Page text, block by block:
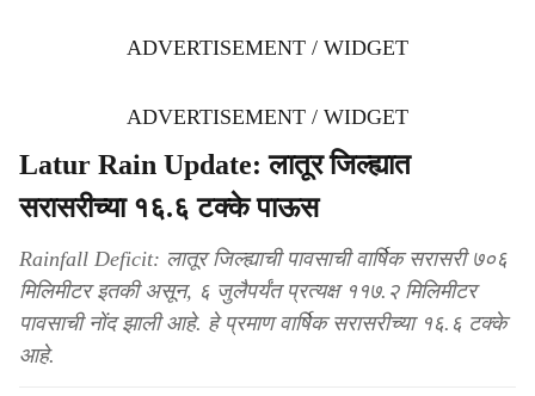
ADVERTISEMENT / WIDGET
ADVERTISEMENT / WIDGET
Latur Rain Update: लातूर जिल्ह्यात
सरासरीच्या १६.६ टक्के पाऊस
Rainfall Deficit: लातूर जिल्ह्याची पावसाची वार्षिक सरासरी ७०६
मिलिमीटर इतकी असून, ६ जुलैपर्यंत प्रत्यक्ष ११७.२ मिलिमीटर
पावसाची नोंद झाली आहे. हे प्रमाण वार्षिक सरासरीच्या १६.६ टक्के
आहे.